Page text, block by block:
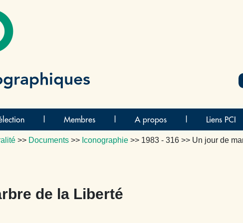
Membres A propos Liens PCI
>> Documents >> Iconographie >> 1983 - 316 >> Un jour de
de la Liberté